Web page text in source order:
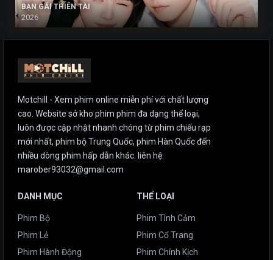
BẠN GÁI THIÊN TÀI
2026
Motchill - Xem phim online miễn phí với chất lượng
cao. Website sở kho phim phim đa dạng thể loại,
luôn được cập nhật nhanh chóng từ phim chiếu rạp
mới nhất, phim bộ Trung Quốc, phim Hàn Quốc đến
nhiều dòng phim hấp dẫn khác. liên hệ:
marober93032@gmail.com
DANH MỤC
Phim Bộ
Phim Lẻ
Phim Hành Động
THỂ LOẠI
Phim Tình Cảm
Phim Cổ Trang
Phim Chính Kịch